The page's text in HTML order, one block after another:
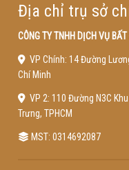
Địa chỉ trụ sở
CÔNG TY TNHH DỊCH VỤ
VP Chính: 14 Đường
Chí Minh
VP 2: 110 Đường N3C
Trưng, TPHCM
MST: 0314692087